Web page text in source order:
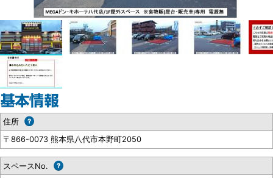
住所
〒866-0073 熊本県八代市本野町2050
スペースNo.